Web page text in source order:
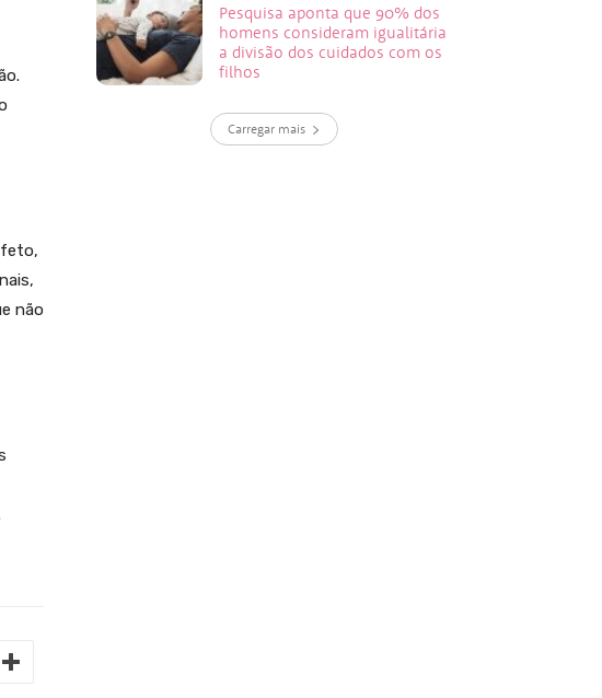
feto,
não
Pesquisa aponta que 90% dos
homens consideram igualitária
a divisão dos cuidados com os
filhos
Carregar mais